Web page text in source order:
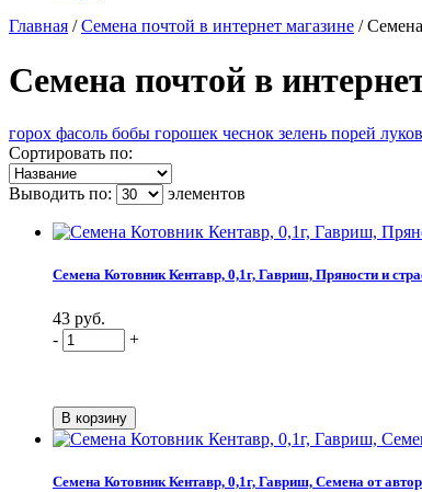
Главная /Семена почтой в интернет магазине /
Семена почтой в
горох фасоль бобы горошек чеснок зелень порей
Сортировать по:
Выводить по: элементов
Семена Котовник Кентавр, 0,1г, Гавриш, Пряности и
43 руб.
-
+
Семена Котовник Кентавр, 0,1г, Гавриш, Семена от